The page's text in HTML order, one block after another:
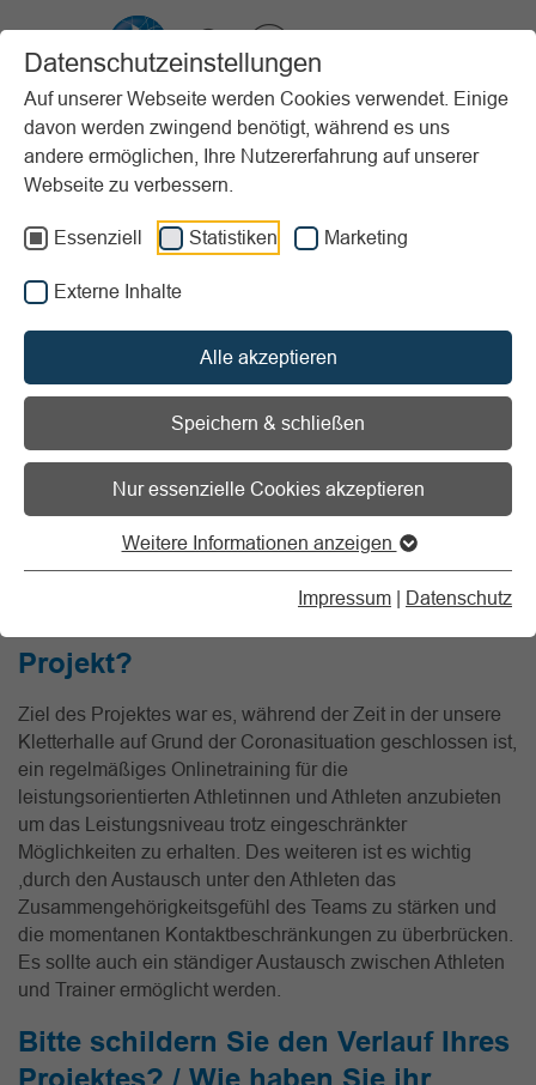
Datenschutzeinstellungen
Auf unserer Webseite werden Cookies verwendet. Einige
davon werden zwingend benötigt, während es uns
andere ermöglichen, Ihre Nutzererfahrung auf unserer
Webseite zu verbessern.
Essenziell Statistiken Marketing
Externe Inhalte
Alle akzeptieren
Speichern & schließen
Nur essenzielle Cookies akzeptieren
Weitere Informationen anzeigen
Impressum | Datenschutz
Startseite Vereinsmanagement
Digitalisierung
Best-Practice-Beispiele
Digitales Onlinetraining der Leistungsathleten
Informationen zum Readspeaker öffnen
Projektart:Bewegungsangebote
Digitales Onlinetraining der
Leistungsathleten
Es sollte auch ein ständiger Austausch zwischen
Athleten und Trainer ermöglicht werden.
Projekt?
Ziel des Projektes war es, während der Zeit in der unsere
Kletterhalle auf Grund der Coronasituation geschlossen ist,
ein regelmäßiges Onlinetraining für die
leistungsorientierten Athletinnen und Athleten anzubieten
um das Leistungsniveau trotz eingeschränkter
Möglichkeiten zu erhalten. Des weiteren ist es wichtig
,durch den Austausch unter den Athleten das
Zusammengehörigkeitsgefühl des Teams zu stärken und
die momentanen Kontaktbeschränkungen zu überbrücken.
Es sollte auch ein ständiger Austausch zwischen Athleten
und Trainer ermöglicht werden.
Bitte schildern Sie den Verlauf Ihres